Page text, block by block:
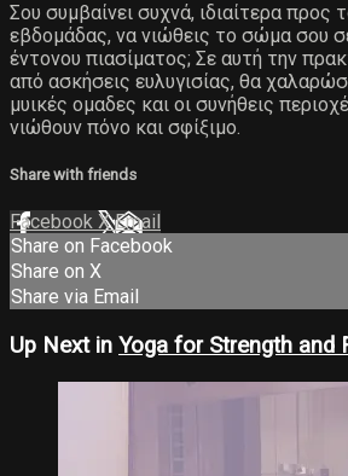
Σου συμβαίνει συχνά, ιδιαίτερα προς
εβδομάδας, να νιώθεις το σώμα σου
έντονου πιασίματος; Σε αυτή την
από ασκήσεις ευλυγισίας, θα
μυικές ομαδες και οι συνήθεις
νιώθουν πόνο και σφίξιμο.
Share with friends
Facebook XEmail
Share on Facebook
Share on X
Share via Email
Up Next in Yoga for Strength and